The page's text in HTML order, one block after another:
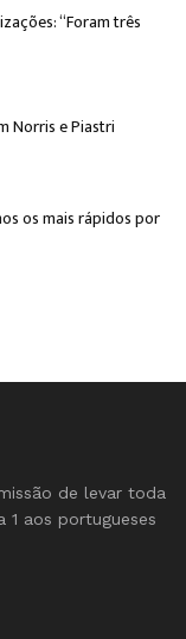
“Foram três
Norris e Piastri
os mais rápidos por
de levar toda
aos portugueses